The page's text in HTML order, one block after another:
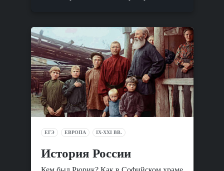
ЕГЭ ЕВРОПА IX-XXI ВВ.
История России